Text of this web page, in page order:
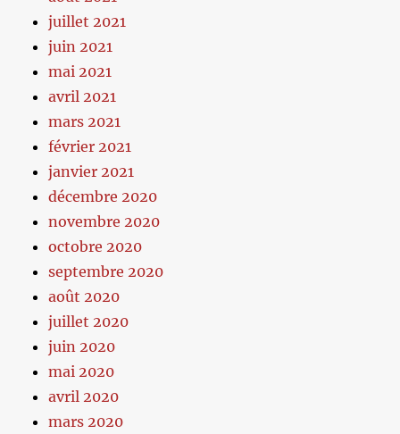
juillet 2021
juin 2021
mai 2021
avril 2021
mars 2021
février 2021
janvier 2021
décembre 2020
novembre 2020
octobre 2020
septembre 2020
août 2020
juillet 2020
juin 2020
mai 2020
avril 2020
mars 2020